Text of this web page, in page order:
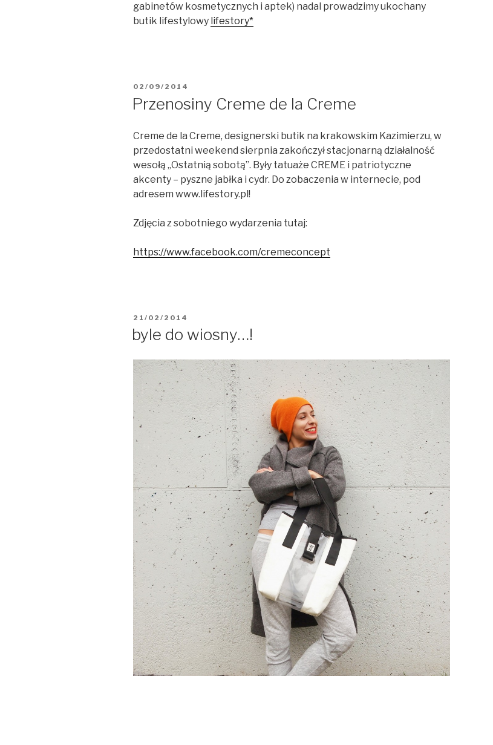
gabinetów kosmetycznych i aptek) nadal prowadzimy ukochany
butik lifestylowy lifestory*
OPUBLIKOWANE
02/09/2014
Przenosiny Creme de la Creme
Creme de la Creme, designerski butik na krakowskim Kazimierzu, w
przedostatni weekend sierpnia zakończył stacjonarną działalność
wesołą „Ostatnią sobotą”. Były tatuaże CREME i patriotyczne
akcenty – pyszne jabłka i cydr. Do zobaczenia w internecie, pod
adresem www.lifestory.pl!
Zdjęcia z sobotniego wydarzenia tutaj:
https://www.facebook.com/cremeconcept
OPUBLIKOWANE
21/02/2014
byle do wiosny…!